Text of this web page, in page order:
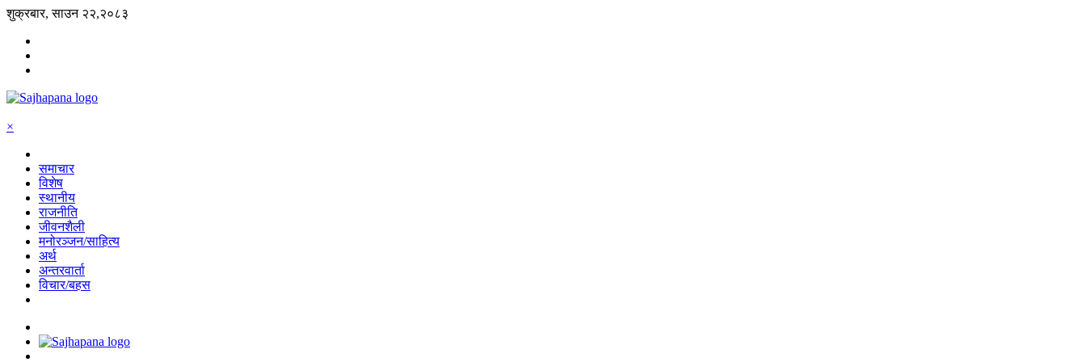
शुक्रबार, साउन २२,२०८३
×
समाचार
विशेष
स्थानीय
राजनीति
जीवनशैली
मनोरञ्जन/साहित्य
अर्थ
अन्तरवार्ता
विचार/बहस